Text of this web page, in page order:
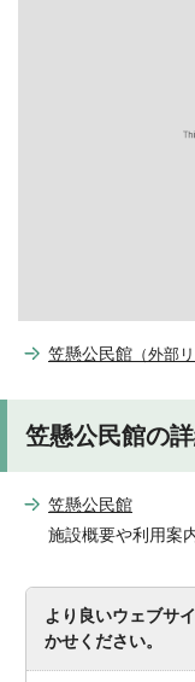
笠懸公民館 （外部
笠懸公民館の
笠懸公民館
施設概要や利用案
より良いウェブサ
かせください。